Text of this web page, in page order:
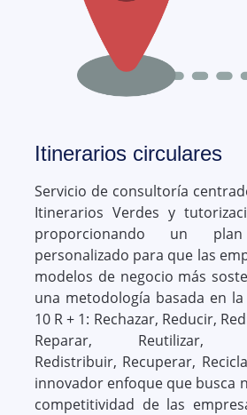
Itinerarios circulares
Servicio de consultoría
Itinerarios Verdes y
proporcionando un
personalizado para que las
modelos de negocio más
una metodología basada en
10 R + 1: Rechazar, Reducir,
Reparar, Reutilizar,
Redistribuir, Recuperar,
innovador enfoque que busca
competitividad de las